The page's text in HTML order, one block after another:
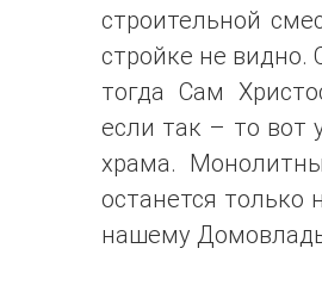
строительной
стройке не видно.
тогда Сам
если так – то вот
храма.
останется только
нашему